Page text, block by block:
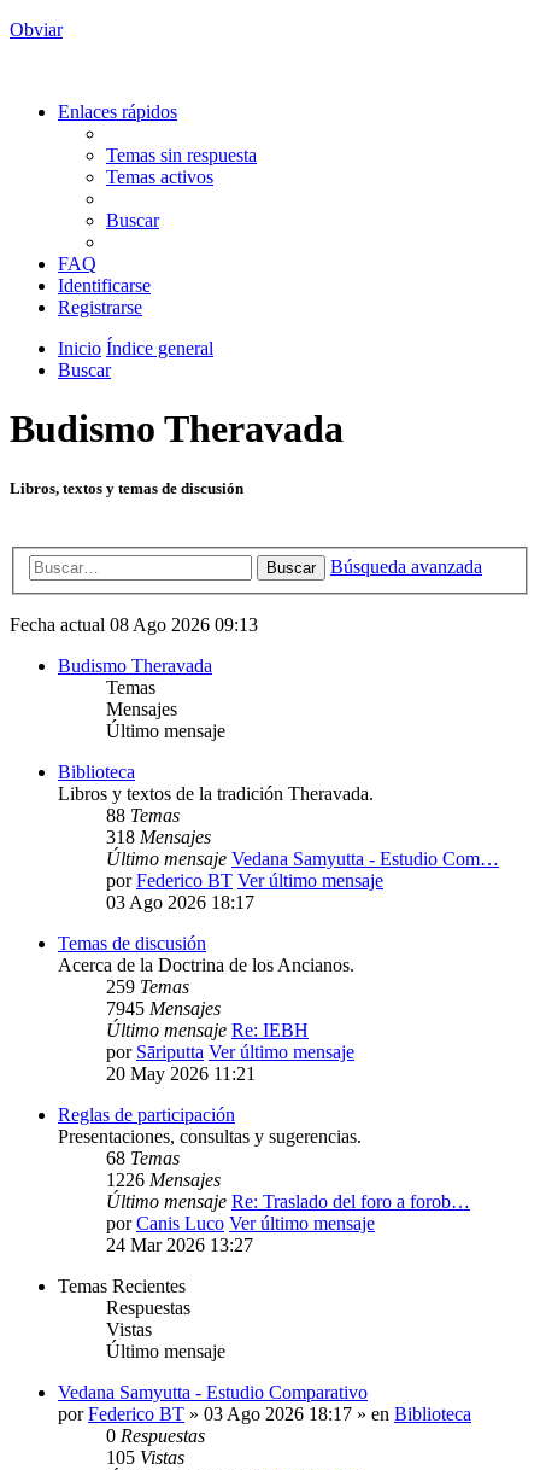
Obviar
Enlaces rápidos
Temas sin respuesta
Temas activos
Buscar
FAQ
Identificarse
Registrarse
Inicio Índice general
Buscar
Budismo Theravada
Libros, textos y temas de discusión
Buscar Búsqueda avanzada
Fecha actual 08 Ago 2026 09:13
Budismo Theravada
Temas
Mensajes
Último mensaje
Biblioteca
Libros y textos de la tradición Theravada.
88 Temas
318 Mensajes
Último mensaje Vedana Samyutta - Estudio Com…
porFederico BT Ver último mensaje
03 Ago 2026 18:17
Temas de discusión
Acerca de la Doctrina de los Ancianos.
259 Temas
7945 Mensajes
Último mensaje Re: IEBH
por Sāriputta Ver último mensaje
20 May 2026 11:21
Reglas de participación
Presentaciones, consultas y sugerencias.
68 Temas
1226 Mensajes
Último mensaje Re: Traslado del foro a forob…
porCanis Luco Ver último mensaje
24 Mar 2026 13:27
Temas Recientes
Respuestas
Vistas
Último mensaje
Vedana Samyutta - Estudio Comparativo
porFederico BT » 03 Ago 2026 18:17 » en Biblioteca
0 Respuestas
105 Vistas